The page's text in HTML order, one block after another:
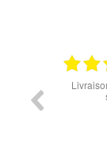
et prix attractifs.la
à passer.pas eu de